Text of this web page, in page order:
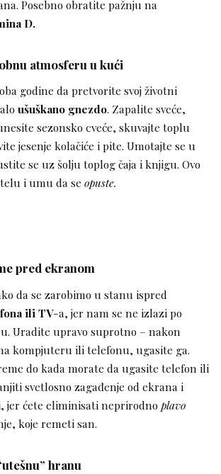
Posebno obratite pažnju na
D.
atmosferu u kući
godine da pretvorite svoj životni
ušuškano gnezdo. Zapalite sveće,
sezonsko cveće, skuvajte toplu
jesenje kolačiće i pite. Umotajte se u
se uz šolju toplog čaja i knjigu. Ovo
i umu da se opuste.
pred ekranom
da se zarobimo u stanu ispred
ili TV-a, jer nam se ne izlazi po
Uradite upravo suprotno – nakon
kompjuteru ili telefonu, ugasite ga.
do kada morate da ugasite telefon ili
svetlosno zagađenje od ekrana i
jer ćete eliminisati neprirodnoplavo
koje remeti san.
hranu